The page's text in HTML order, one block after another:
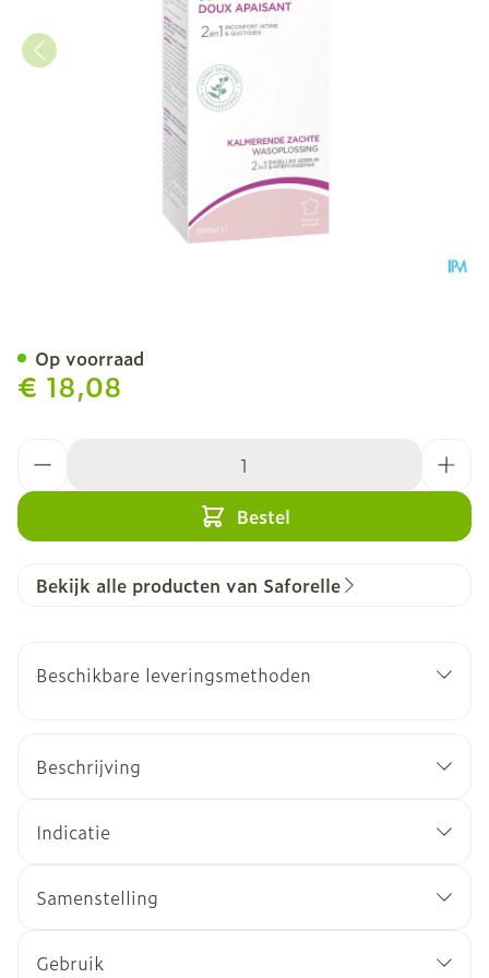
€ 18,08
Bestel
Op voorraad
Bekijk alle producten van Saforelle
Beschikbare leveringsmethoden
Beschrijving
Indicatie
Samenstelling
Gebruik